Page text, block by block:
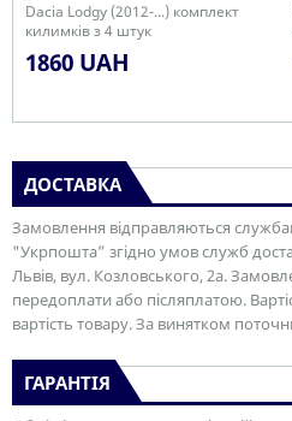
Dacia Lodgy (2012-...) комплект
килимків з 4 штук
1860 UAH
ДОСТАВКА
Замовлення відправляються
"Укрпошта” згідно умов служб
Львів, вул. Козловського, 2а.
передоплати або післяплатою.
вартість товару. За винятком
ГАРАНТІЯ